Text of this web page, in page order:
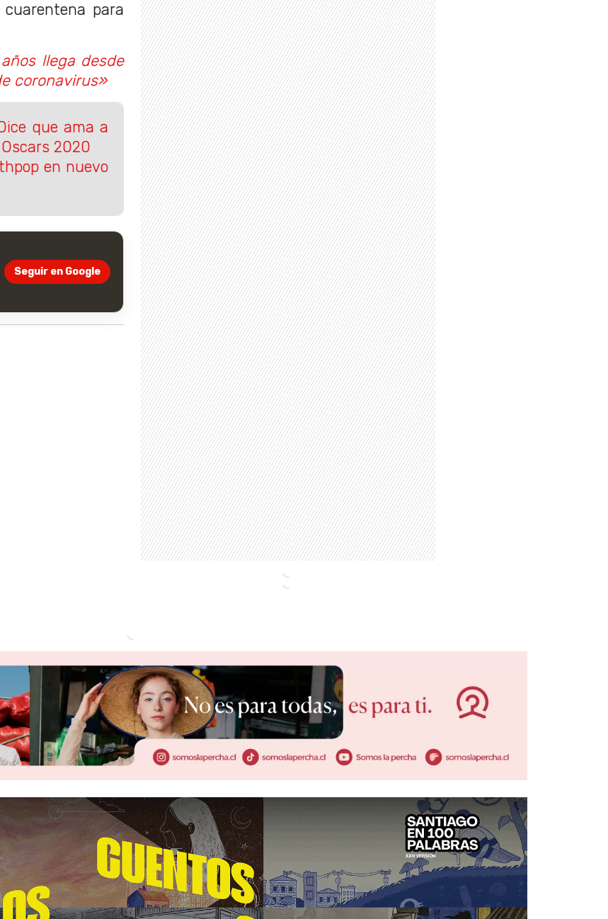
para
llega desde
coronavirus»
que ama a
2020
en nuevo
Seguir en Google